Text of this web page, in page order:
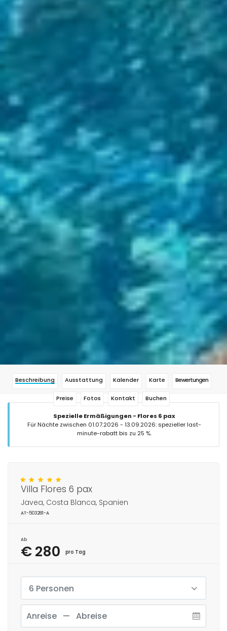
Beschreibung Ausstattung Kalender Karte Bewertungen
Preise Fotos Kontakt Buchen
Spezielle Ermäßigungen - Flores 6 pax
Für Nächte zwischen 01.07.2026 - 13.09.2026: spezieller last-
minute-rabatt bis zu 25 %.
Villa Flores 6 pax
Javea, Costa Blanca, Spanien
AT-503281-A
Ab
€ 280 pro Tag
6 Personen